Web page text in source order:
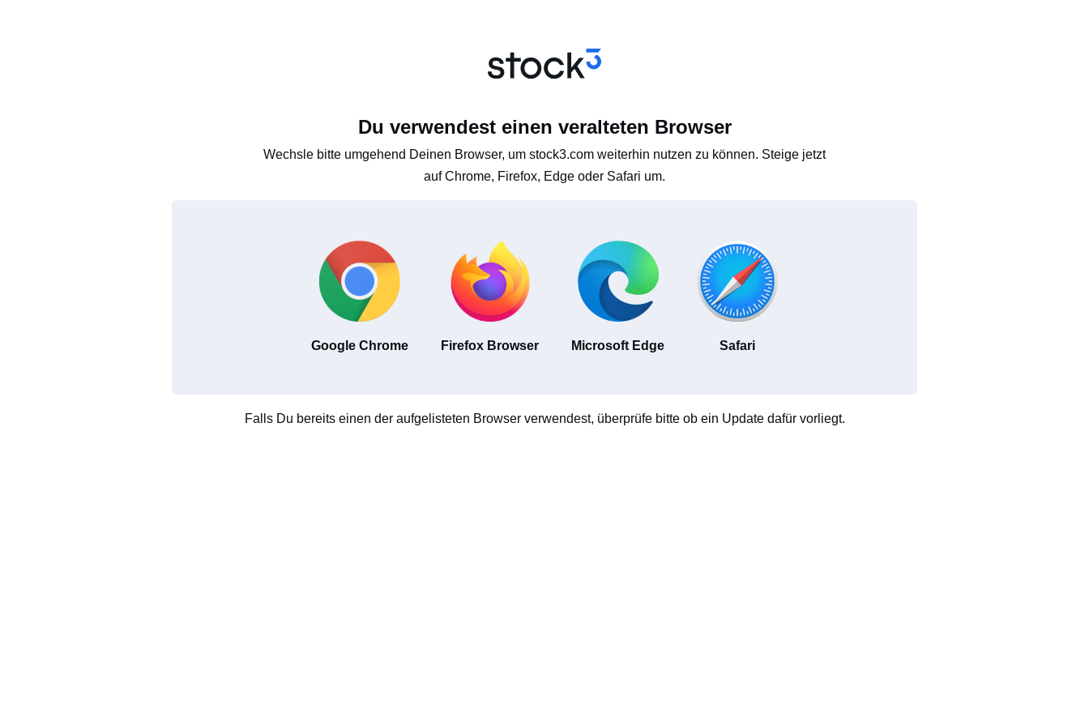
Du verwendest einen veralteten Browser
Wechsle bitte umgehend Deinen Browser, um stock3.com weiterhin nutzen zu können. Steige jetzt
auf Chrome, Firefox, Edge oder Safari um.
Google Chrome Firefox Browser Microsoft Edge Safari
Falls Du bereits einen der aufgelisteten Browser verwendest, überprüfe bitte ob ein Update dafür vorliegt.